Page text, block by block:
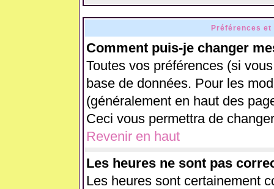
Préférences
Comment puis-je changer
Toutes vos préférences (si
base de données. Pour les
(généralement en haut des
Ceci vous permettra de
Revenir en haut
Les heures ne sont pas
Les heures sont certainement